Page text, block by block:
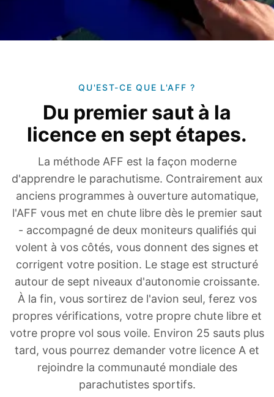
QU'EST-CE QUE L'AFF ?
Du premier saut à la
licence en sept étapes.
La méthode AFF est la façon moderne
d'apprendre le parachutisme. Contrairement aux
anciens programmes à ouverture automatique,
l'AFF vous met en chute libre dès le premier saut
- accompagné de deux moniteurs qualifiés qui
volent à vos côtés, vous donnent des signes et
corrigent votre position. Le stage est structuré
autour de sept niveaux d'autonomie croissante.
À la fin, vous sortirez de l'avion seul, ferez vos
propres vérifications, votre propre chute libre et
votre propre vol sous voile. Environ 25 sauts plus
tard, vous pourrez demander votre licence A et
rejoindre la communauté mondiale des
parachutistes sportifs.